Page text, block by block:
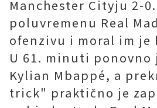
Manchester Cityju 2-
poluvremenu Real
ofenzivu i moral im je
U 61. minuti ponovno
Kylian Mbappé, a
trick" praktično je